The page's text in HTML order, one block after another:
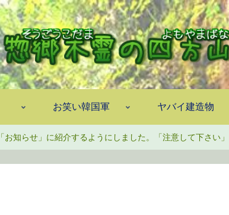
お笑い韓国軍 ヤバイ建造物
お知らせ」に紹介するようにしました。「注意して下さい」